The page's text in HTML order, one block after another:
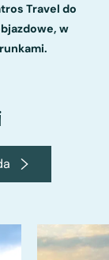
Travel do
w